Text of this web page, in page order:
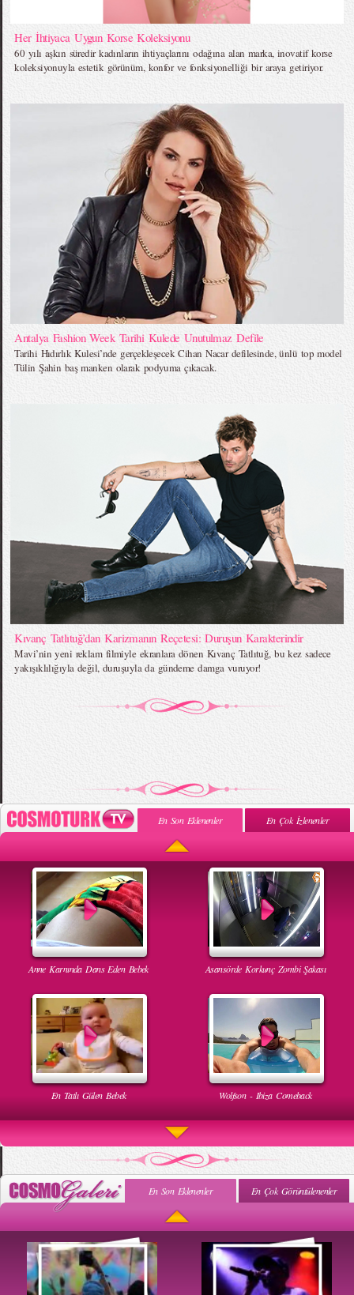
Her İhtiyaca Uygun Korse Koleksiyonu
60 yılı aşkın süredir kadınların ihtiyaçlarını odağına alan marka, inovatif korse
koleksiyonuyla estetik görünüm, konfor ve fonksiyonelliği bir araya getiriyor.
Antalya Fashion Week Tarihi Kulede Unutulmaz Defile
Tarihi Hıdırlık Kulesi’nde gerçekleşecek Cihan Nacar defilesinde, ünlü top model
Tülin Şahin baş manken olarak podyuma çıkacak.
Kıvanç Tatlıtuğ’dan Karizmanın Reçetesi: Duruşun Karakterindir
Mavi’nin yeni reklam filmiyle ekranlara dönen Kıvanç Tatlıtuğ, bu kez sadece
yakışıklılığıyla değil, duruşuyla da gündeme damga vuruyor!
En Son Eklenenler En Çok İzlenenler
Anne Karnında Dans Eden Bebek Asansörde Korkunç Zombi Şakası
En Tatlı Gülen Bebek Wolfson - Ibiza Comeback
Uyuyan Bebeğe Gangnam Dinletilirse Ne Olur
En Son Eklenenler En Çok Görüntülenenler